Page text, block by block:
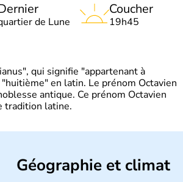
de Lune
Coucher
19h45
qui signifie "appartenant à
en latin. Le prénom Octavien
antique. Ce prénom Octavien
tradition latine.
Géographie et climat